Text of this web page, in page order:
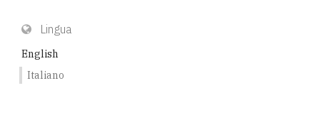
Lingua
English
Italiano